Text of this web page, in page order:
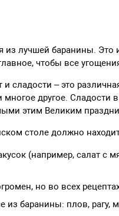
из лучшей баранины.
чтобы все
сладости – это
другое. Сладости
этим Великим
столе должно
(например, салат с
но во всех
из баранины: плов, рагу,